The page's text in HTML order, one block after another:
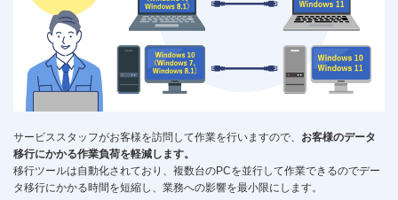
サービススタッフがお客様を訪問して作業を行いますので、 お客様のデータ
移行にかかる作業負荷を軽減します。
移行ツールは自動化されており、複数台のPCを並行して作業できるのでデー
タ移行にかかる時間を短縮し、業務への影響を最小限にします。